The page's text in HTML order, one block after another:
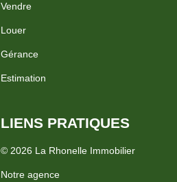
Vendre
Louer
Gérance
Estimation
LIENS PRATIQUES
© 2026 La Rhonelle Immobilier
Notre agence